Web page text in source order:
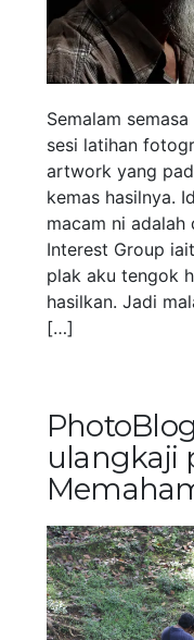
Semalam
sesi latihan
artwork yang
kemas hasilnya.
macam ni adalah
Interest Group
plak aku tengok
hasilkan. Jadi
[…]
ulangkaji